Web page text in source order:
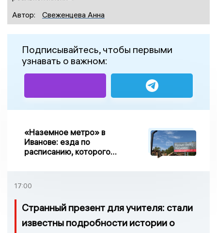
Автор:
Свеженцева Анна
Подписывайтесь, чтобы первыми
узнавать о важном:
«Наземное метро» в
Иванове: езда по
расписанию, которого
17:00
Странный презент для учителя: стали
известны подробности истории о